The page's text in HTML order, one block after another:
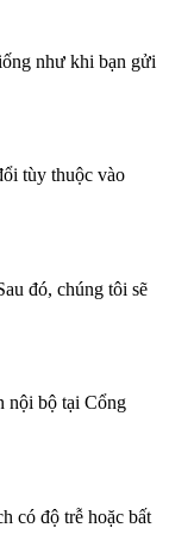
như khi bạn gửi
tùy thuộc vào
đó, chúng tôi sẽ
nội bộ tại Cổng
có độ trễ hoặc bất